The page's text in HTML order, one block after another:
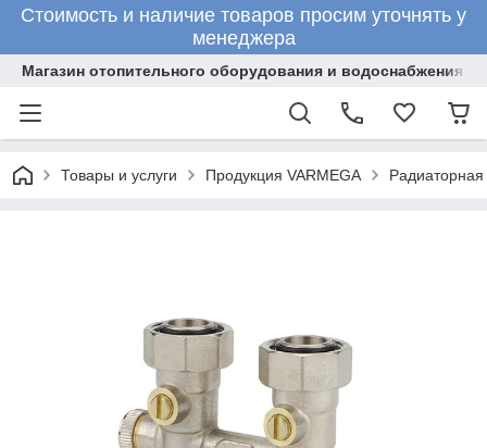
Стоимость и наличие товаров просим уточнять у
менеджера
Магазин отопительного оборудования и водоснабжения
Товары и услуги Продукция VARMEGA